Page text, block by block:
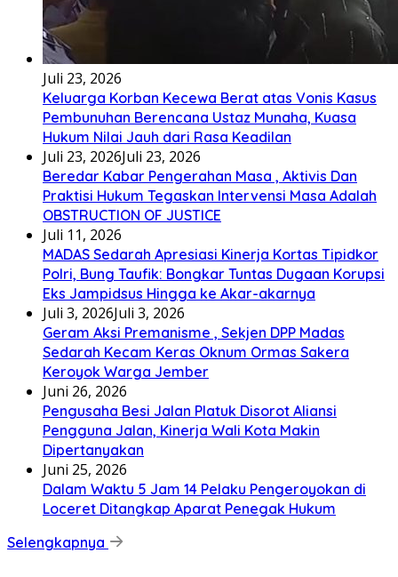
Juli 23, 2026
Keluarga Korban Kecewa Berat atas Vonis Kasus
Pembunuhan Berencana Ustaz Munaha, Kuasa
Hukum Nilai Jauh dari Rasa Keadilan
Juli 23, 2026Juli 23, 2026
Beredar Kabar Pengerahan Masa , Aktivis Dan
Praktisi Hukum Tegaskan Intervensi Masa Adalah
OBSTRUCTION OF JUSTICE
Juli 11, 2026
MADAS Sedarah Apresiasi Kinerja Kortas Tipidkor
Polri, Bung Taufik: Bongkar Tuntas Dugaan Korupsi
Eks Jampidsus Hingga ke Akar-akarnya
Juli 3, 2026Juli 3, 2026
Geram Aksi Premanisme , Sekjen DPP Madas
Sedarah Kecam Keras Oknum Ormas Sakera
Keroyok Warga Jember
Juni 26, 2026
Pengusaha Besi Jalan Platuk Disorot Aliansi
Pengguna Jalan, Kinerja Wali Kota Makin
Dipertanyakan
Juni 25, 2026
Dalam Waktu 5 Jam 14 Pelaku Pengeroyokan di
Loceret Ditangkap Aparat Penegak Hukum
Selengkapnya